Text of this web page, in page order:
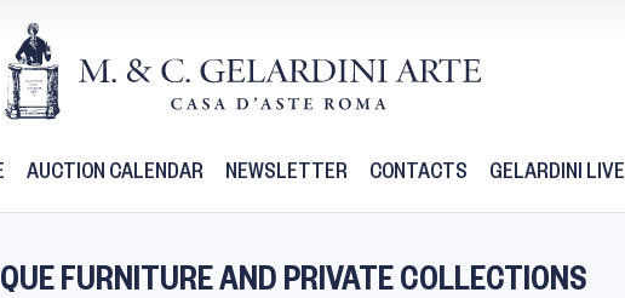
AUCTION CALENDAR NEWSLETTER CONTACTS GELARDINI LIVE
FURNITURE AND PRIVATE COLLECTIONS